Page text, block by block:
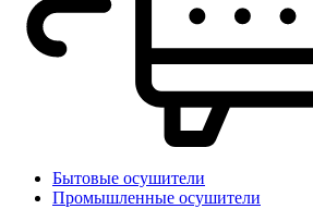
Бытовые осушители
Промышленные осушители